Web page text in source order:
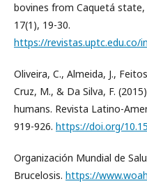
bovines from Caquetá state,
17(1), 19-30.
https://revistas.uptc.edu.co/
Oliveira, C., Almeida, J.,
Cruz, M., & Da Silva, F.
humans. Revista Latino-
919-926. https://doi.org/
Organización Mundial de
Brucelosis. https://